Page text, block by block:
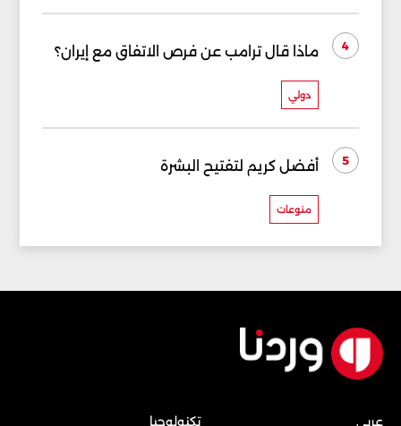
4 ماذا قال ترامب عن فرص الاتفاق مع إيران؟
دولي
5 أفضل كريم لتفتيح البشرة
منوعات
عربي
تكنولوجيا